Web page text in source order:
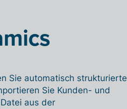
Sie automatisch strukturierte
Sie Kunden- und
aus der